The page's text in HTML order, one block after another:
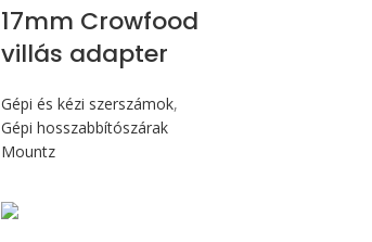
17mm Crowfood
villás adapter
Gépi és kézi szerszámok,
Gépi hosszabbítószárak
Mountz